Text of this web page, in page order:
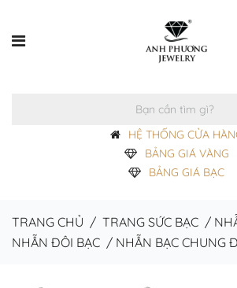
HỆ THỐNG CỬA
BẢNG GIÁ VÀNG
BẢNG GIÁ BẠC
TRANG CHỦ / TRANG SỨC BẠC /
NHẪN ĐÔI BẠC / NHẪN BẠC CHUNG